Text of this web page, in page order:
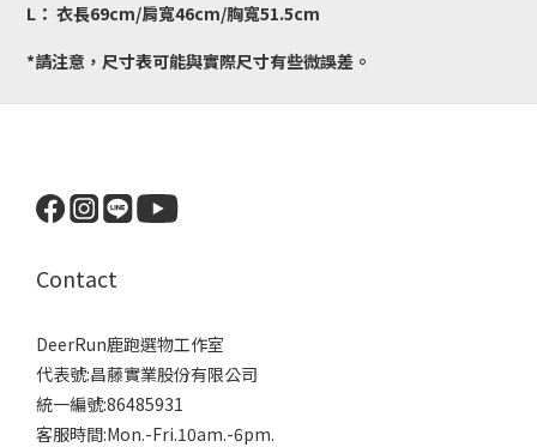
L： 衣長69cm/肩寬46cm/胸寬51.5cm
*請注意，尺寸表可能與實際尺寸有些微誤差。
Contact
DeerRun鹿跑選物工作室
代表號:昌藤實業股份有限公司
統一編號:86485931
客服時間:Mon.-Fri.10am.-6pm.